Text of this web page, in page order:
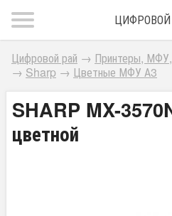
Цифровой рай → Принтеры,
→ Sharp → Цветные МФУ А3
SHARP MX-
цветной